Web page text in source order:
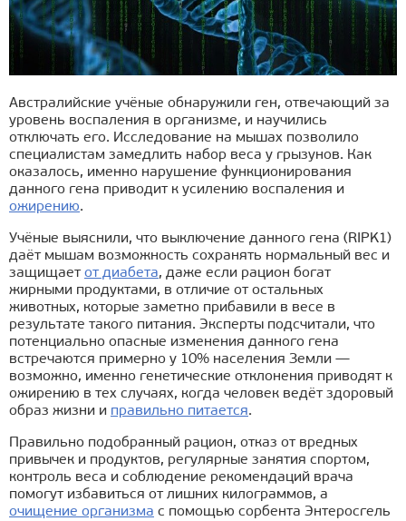
Австралийские учёные обнаружили ген, отвечающий за
уровень воспаления в организме, и научились
отключать его. Исследование на мышах позволило
специалистам замедлить набор веса у грызунов. Как
оказалось, именно нарушение функционирования
данного гена приводит к усилению воспаления и
ожирению.
Учёные выяснили, что выключение данного гена (RIPK1)
даёт мышам возможность сохранять нормальный вес и
защищаетот диабета, даже если рацион богат
жирными продуктами, в отличие от остальных
животных, которые заметно прибавили в весе в
результате такого питания. Эксперты подсчитали, что
потенциально опасные изменения данного гена
встречаются примерно у 10% населения Земли —
возможно, именно генетические отклонения приводят к
ожирению в тех случаях, когда человек ведёт здоровый
образ жизни и правильно питается.
Правильно подобранный рацион, отказ от вредных
привычек и продуктов, регулярные занятия спортом,
контроль веса и соблюдение рекомендаций врача
помогут избавиться от лишних килограммов, а
очищение организма с помощью сорбента Энтеросгель